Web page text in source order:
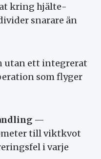
kring hjälte­
snarare än
utan ett integrerat
som flyger
—
till viktkvot
i varje